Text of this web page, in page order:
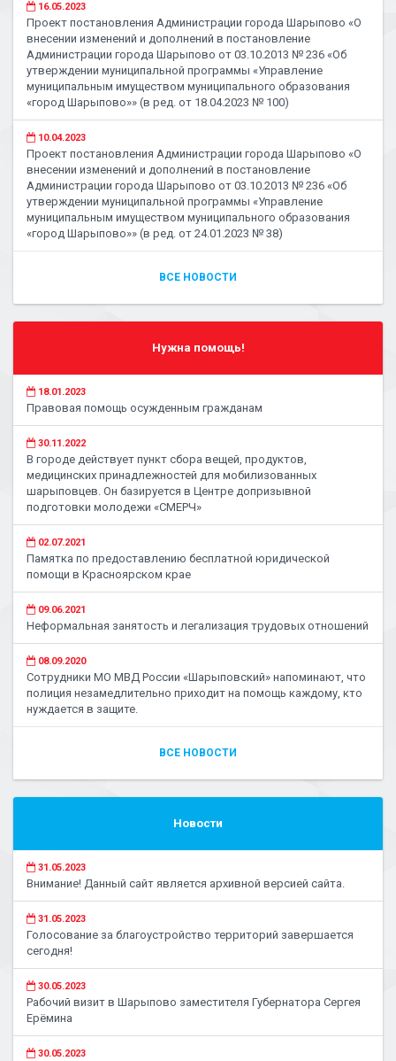
16.05.2023
Проект постановления Администрации города Шарыпово «О
внесении изменений и дополнений в постановление
Администрации города Шарыпово от 03.10.2013 № 236 «Об
утверждении муниципальной программы «Управление
муниципальным имуществом муниципального образования
«город Шарыпово»» (в ред. от 18.04.2023 № 100)
10.04.2023
Проект постановления Администрации города Шарыпово «О
внесении изменений и дополнений в постановление
Администрации города Шарыпово от 03.10.2013 № 236 «Об
утверждении муниципальной программы «Управление
муниципальным имуществом муниципального образования
«город Шарыпово»» (в ред. от 24.01.2023 № 38)
ВСЕ НОВОСТИ
Нужна помощь!
18.01.2023
Правовая помощь осужденным гражданам
30.11.2022
В городе действует пункт сбора вещей, продуктов,
медицинских принадлежностей для мобилизованных
шарыповцев. Он базируется в Центре допризывной
подготовки молодежи «СМЕРЧ»
02.07.2021
Памятка по предоставлению бесплатной юридической
помощи в Красноярском крае
09.06.2021
Неформальная занятость и легализация трудовых отношений
08.09.2020
Сотрудники МО МВД России «Шарыповский» напоминают, что
полиция незамедлительно приходит на помощь каждому, кто
нуждается в защите.
ВСЕ НОВОСТИ
Новости
31.05.2023
Внимание! Данный сайт является архивной версией сайта.
31.05.2023
Голосование за благоустройство территорий завершается
сегодня!
30.05.2023
Рабочий визит в Шарыпово заместителя Губернатора Сергея
Ерёмина
30.05.2023